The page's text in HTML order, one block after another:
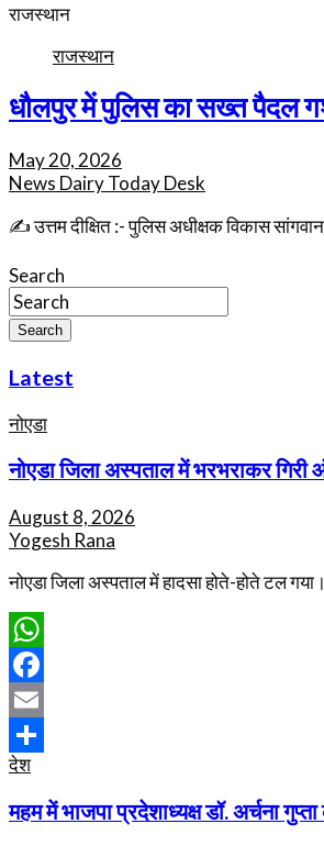
राजस्थान
राजस्थान
धौलपुर में पुलिस का सख्त पैदल
May 20, 2026
News Dairy Today Desk
✍️ उत्तम दीक्षित :- पुलिस अधीक्षक विकास
Search
Search
Latest
नोएडा
नोएडा जिला अस्पताल में भरभराकर
August 8, 2026
Yogesh Rana
नोएडा जिला अस्पताल में हादसा होते-होते टल
WhatsApp
Facebook
Email
Share
देश
महम में भाजपा प्रदेशाध्यक्ष डॉ. अर्चना